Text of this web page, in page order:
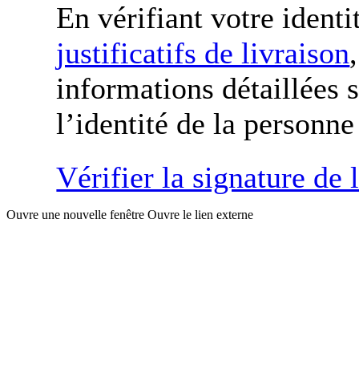
En vérifiant votre
justificatifs de livraison
informations détaillées
l’identité de la
Vérifier la signature de
Ouvre une nouvelle fenêtre Ouvre le lien externe